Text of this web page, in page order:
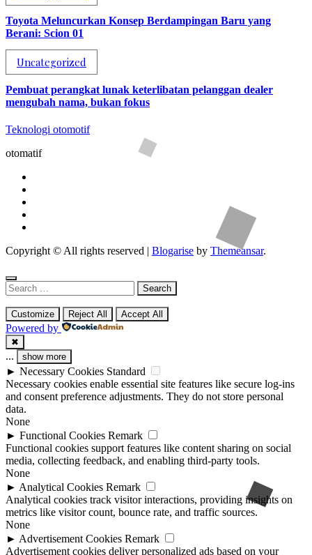
Toyota Meluncurkan Konsep Berdampingan Baru yang
Berani: Scion 01
Uncategorized
Pembuat perangkat lunak keterlibatan pelanggan dealer
mengubah nama, bukan fokus
Teknologi otomotif
otomatif
Copyright © All rights reserved | Blogarise by Themeansar.
Search
for:
Customize Reject All Accept All
Powered by
✖
... show more
► Necessary Cookies Standard
Necessary cookies enable essential site features like secure log-ins
and consent preference adjustments. They do not store personal
data.
None
► Functional Cookies Remark
Functional cookies support features like content sharing on social
media, collecting feedback, and enabling third-party tools.
None
► Analytical Cookies Remark
Analytical cookies track visitor interactions, providing insights on
metrics like visitor count, bounce rate, and traffic sources.
None
► Advertisement Cookies Remark
Advertisement cookies deliver personalized ads based on your